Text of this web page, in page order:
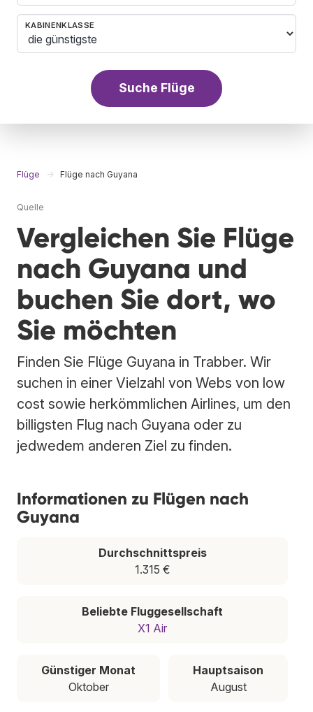
KABINENKLASSE
Suche Flüge
Flüge Flüge nach Guyana
Quelle
Vergleichen Sie Flüge
nach Guyana und
buchen Sie dort, wo
Sie möchten
Finden Sie Flüge Guyana in Trabber. Wir
suchen in einer Vielzahl von Webs von low
cost sowie herkömmlichen Airlines, um den
billigsten Flug nach Guyana oder zu
jedwedem anderen Ziel zu finden.
Informationen zu Flügen nach
Guyana
Durchschnittspreis
1.315 €
Beliebte Fluggesellschaft
X1 Air
Günstiger Monat
Oktober
Hauptsaison
August